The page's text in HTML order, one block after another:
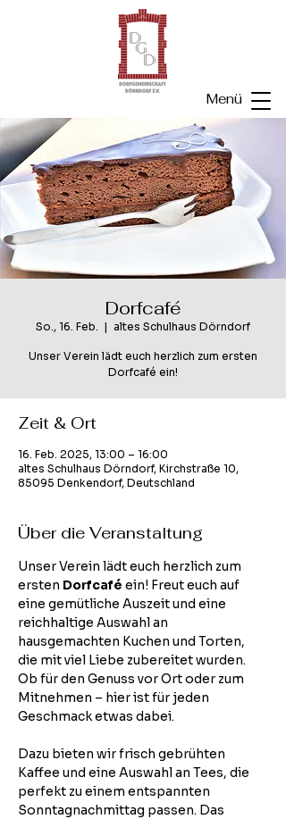
Menü
Dorfcafé
So., 16. Feb.
  |
altes Schulhaus Dörndorf
Unser Verein lädt euch herzlich zum ersten
Dorfcafé ein!
Zeit & Ort
16. Feb. 2025, 13:00 – 16:00
altes Schulhaus Dörndorf, Kirchstraße 10,
85095 Denkendorf, Deutschland
Über die Veranstaltung
Unser Verein lädt euch herzlich zum
ersten Dorfcafé ein! Freut euch auf
eine gemütliche Auszeit und eine
reichhaltige Auswahl an
hausgemachten Kuchen und Torten,
die mit viel Liebe zubereitet wurden.
Ob für den Genuss vor Ort oder zum
Mitnehmen – hier ist für jeden
Geschmack etwas dabei.
Dazu bieten wir frisch gebrühten
Kaffee und eine Auswahl an Tees, die
perfekt zu einem entspannten
Sonntagnachmittag passen. Das